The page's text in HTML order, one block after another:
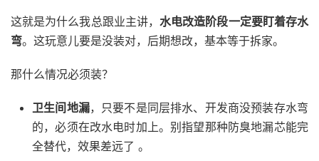
这就是为什么我总跟业主讲，水电改造阶段一定要盯着存水
弯。这玩意儿要是没装对，后期想改，基本等于拆家。
那什么情况必须装？
卫生间地漏，只要不是同层排水、开发商没预装存水弯
的，必须在改水电时加上。别指望那种防臭地漏芯能完
全替代，效果差远了 。